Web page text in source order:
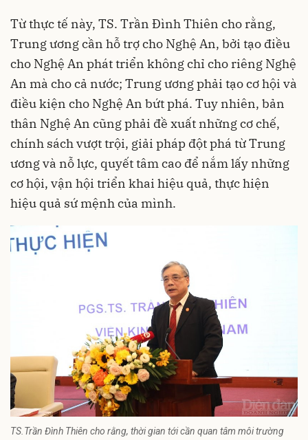
Từ thực tế này, TS. Trần Đình Thiên cho rằng,
Trung ương cần hỗ trợ cho Nghệ An, bởi tạo điều
cho Nghệ An phát triển không chỉ cho riêng Nghệ
An mà cho cả nước; Trung ương phải tạo cơ hội và
điều kiện cho Nghệ An bứt phá. Tuy nhiên, bản
thân Nghệ An cũng phải đề xuất những cơ chế,
chính sách vượt trội, giải pháp đột phá từ Trung
ương và nỗ lực, quyết tâm cao để nắm lấy những
cơ hội, vận hội triển khai hiệu quả, thực hiện
hiệu quả sứ mệnh của mình.
TS.Trần Đình Thiên cho rằng, thời gian tới cần quan tâm môi trường